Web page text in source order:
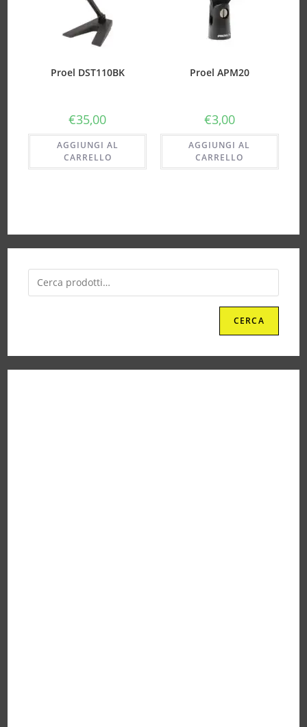
Proel DST110BK
€35,00
AGGIUNGI AL
CARRELLO
Proel APM20
€3,00
AGGIUNGI AL
CARRELLO
CERCA